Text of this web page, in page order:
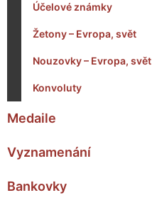
Účelové známky
Žetony – Evropa, svět
Nouzovky – Evropa, svět
Konvoluty
Medaile
Vyznamenání
Bankovky